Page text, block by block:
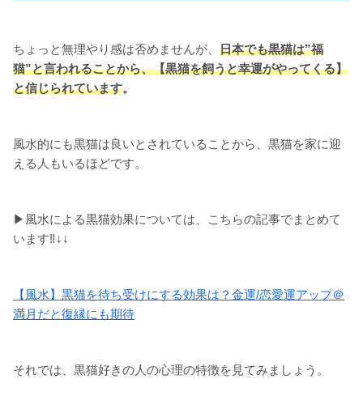
ちょっと無理やり感は否めませんが、 日本でも黒猫は”福
猫”と言われることから、【黒猫を飼うと幸運がやってくる】
と信じられています。
風水的にも黒猫は良いとされていることから、黒猫を家に迎
える人もいるほどです。
▶風水による黒猫効果については、こちらの記事でまとめて
います‼↓↓
【風水】黒猫を待ち受けにする効果は？金運/恋愛運アップ＠
満月だと復縁にも期待
それでは、黒猫好きの人の心理の特徴を見てみましょう。